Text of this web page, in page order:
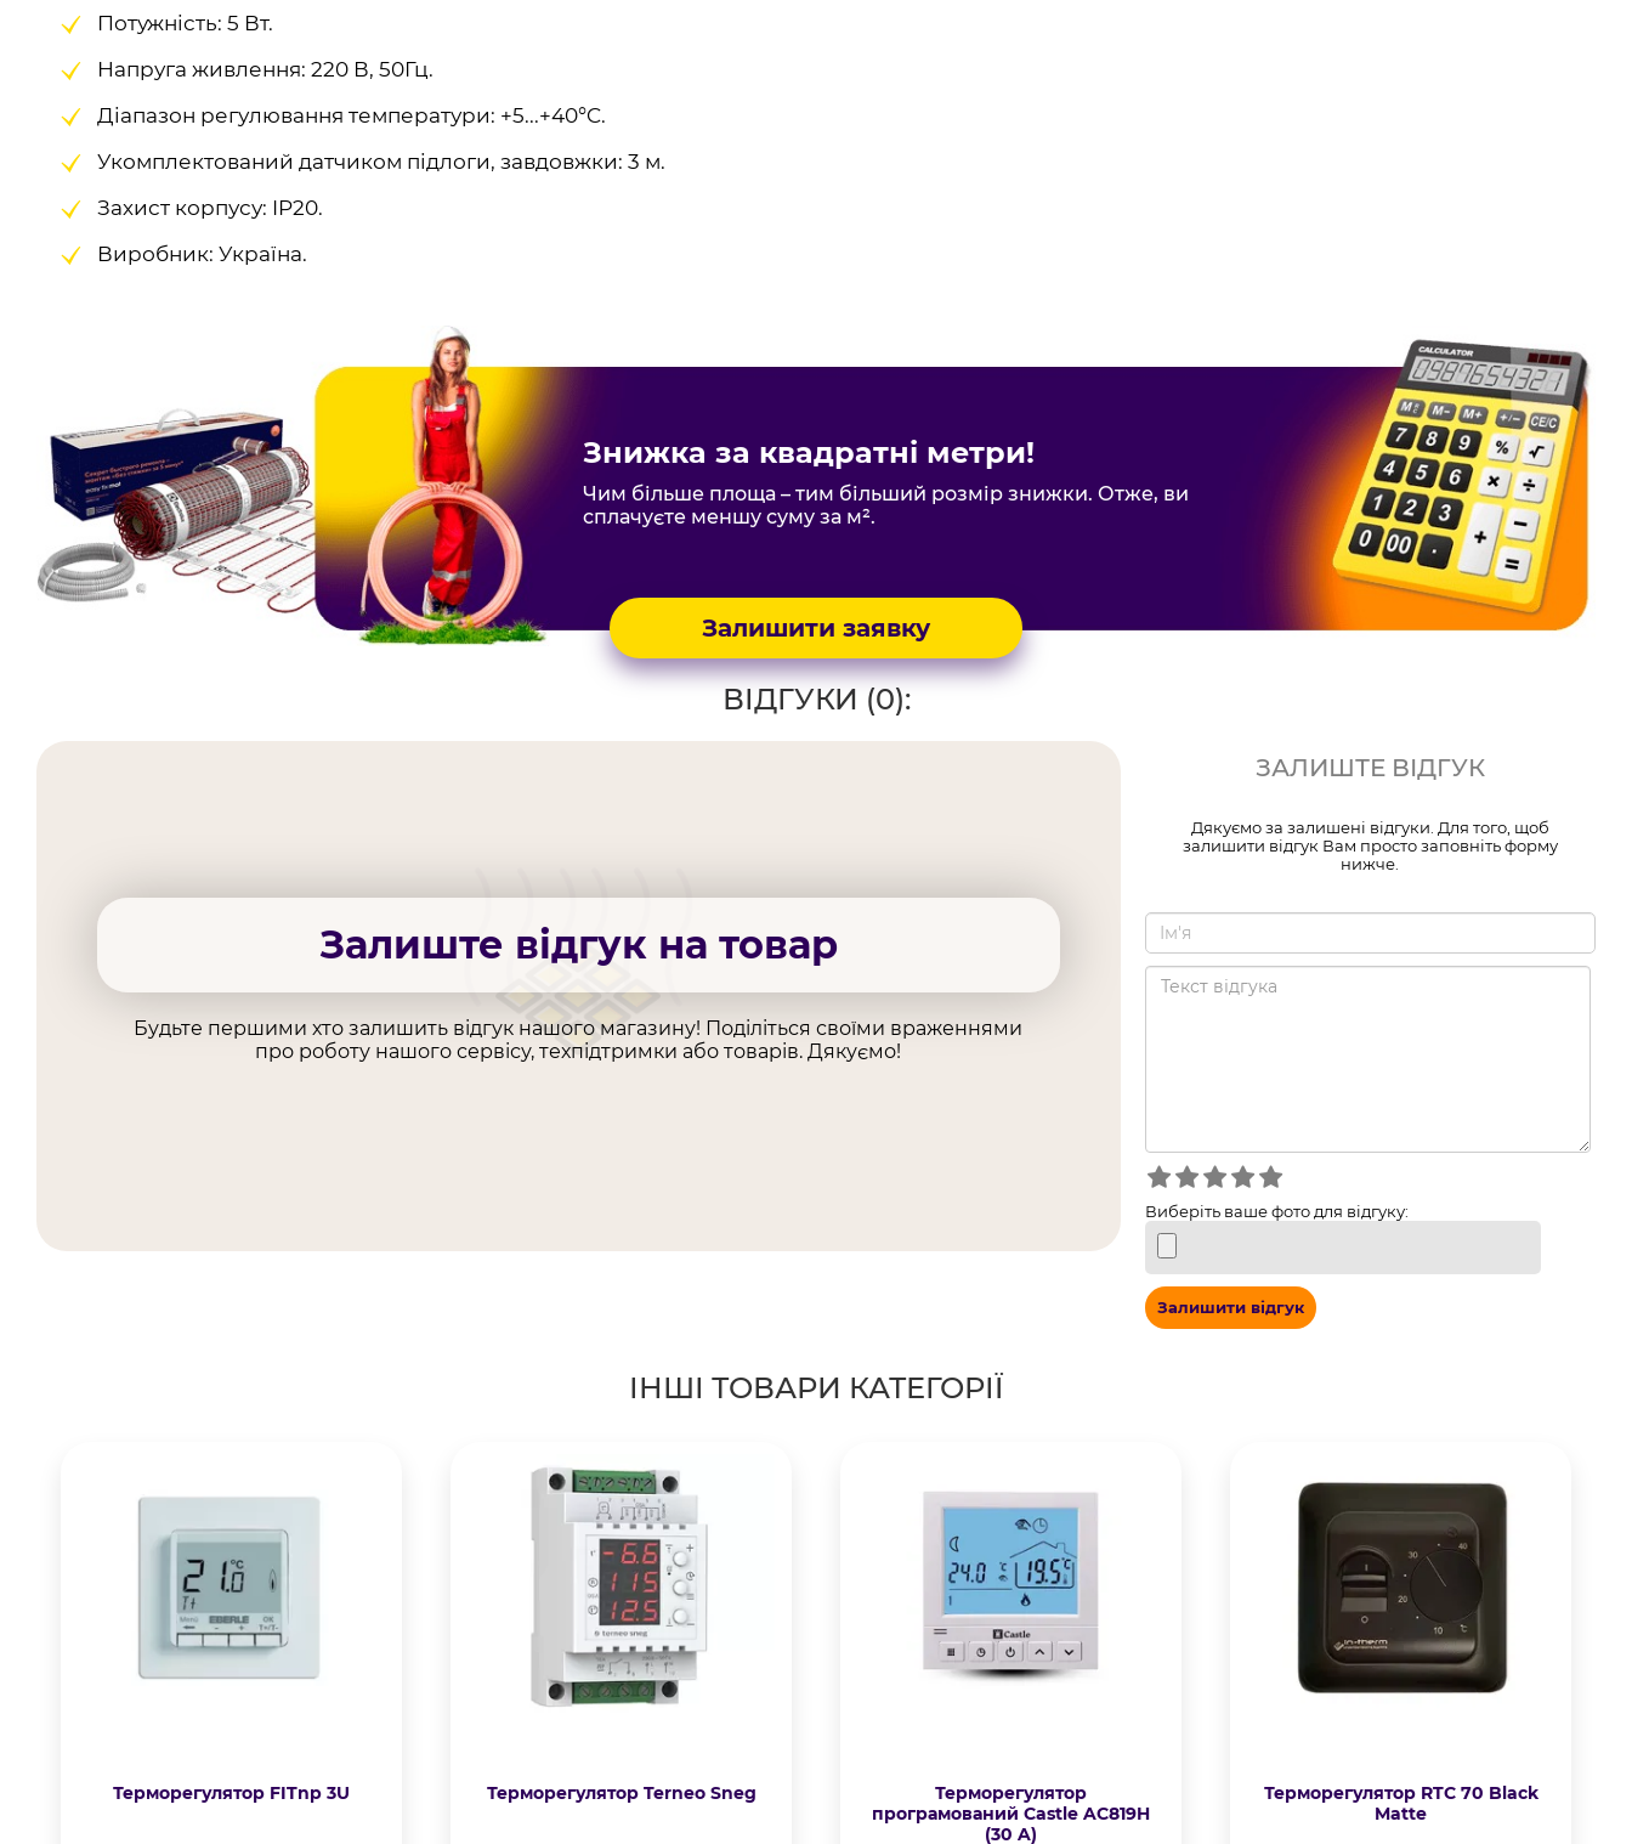
Потужність: 5 Вт.
Напруга живлення: 220 В, 50Гц.
Діапазон регулювання температури: +5...+40°C.
Укомплектований датчиком підлоги, завдовжки: 3 м.
Захист корпусу: IP20.
Виробник: Україна.
Знижка за квадратні метри!
Чим більше площа – тим більший розмір знижки. Отже, ви
сплачуєте меншу суму за м².
Залишити заявку
ВІДГУКИ (0):
Залиште відгук на товар
Будьте першими хто залишить відгук нашого магазину! Поділіться своїми враженнями
про роботу нашого сервісу, техпідтримки або товарів. Дякуємо!
ЗАЛИШТЕ ВІДГУК
Дякуємо за залишені відгуки. Для того, щоб
залишити відгук Вам просто заповніть форму
нижче.
Виберіть ваше фото для відгуку:
Залишити відгук
ІНШІ ТОВАРИ КАТЕГОРІЇ
Терморегулятор FITnp 3U Терморегулятор Terneo Sneg
Терморегулятор
програмований Castle AC819H
(30 A)
Терморегулятор RTC 70 Black
Matte